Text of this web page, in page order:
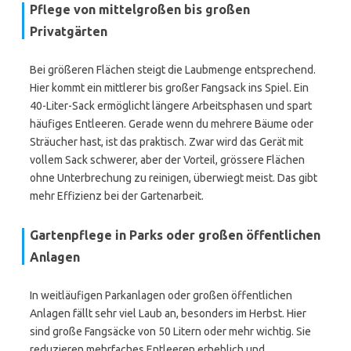
Pflege von mittelgroßen bis großen
Privatgärten
Bei größeren Flächen steigt die Laubmenge entsprechend.
Hier kommt ein mittlerer bis großer Fangsack ins Spiel. Ein
40-Liter-Sack ermöglicht längere Arbeitsphasen und spart
häufiges Entleeren. Gerade wenn du mehrere Bäume oder
Sträucher hast, ist das praktisch. Zwar wird das Gerät mit
vollem Sack schwerer, aber der Vorteil, grössere Flächen
ohne Unterbrechung zu reinigen, überwiegt meist. Das gibt
mehr Effizienz bei der Gartenarbeit.
Gartenpflege in Parks oder großen öffentlichen
Anlagen
In weitläufigen Parkanlagen oder großen öffentlichen
Anlagen fällt sehr viel Laub an, besonders im Herbst. Hier
sind große Fangsäcke von 50 Litern oder mehr wichtig. Sie